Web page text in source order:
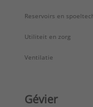
Reservoirs en
Utiliteit en zorg
Ventilatie
Gévier